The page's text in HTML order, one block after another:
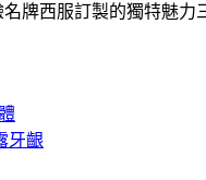
名牌西服訂製的獨特魅力
牙齦